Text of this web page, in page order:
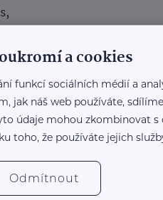
a cookies
funkcí sociálních médií a
jak náš web používáte,
údaje mohou zkombinovat
toho, že používáte jejich
Odmítnout